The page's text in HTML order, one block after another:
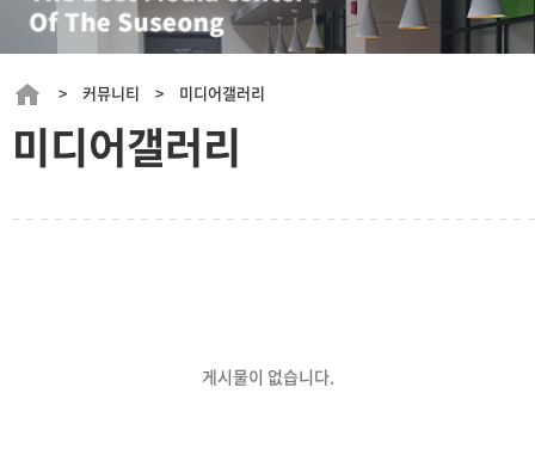
> 커뮤니티 > 미디어갤러리
미디어갤러리
게시물이 없습니다.